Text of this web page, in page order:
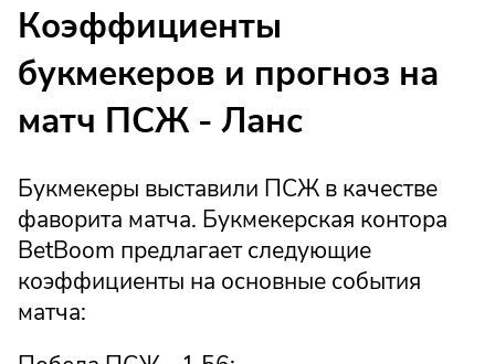
Коэффициенты
букмекеров и прогноз на
матч ПСЖ - Ланс
Букмекеры выставили ПСЖ в качестве
фаворита матча. Букмекерская контора
BetBoom предлагает следующие
коэффициенты на основные события
матча: